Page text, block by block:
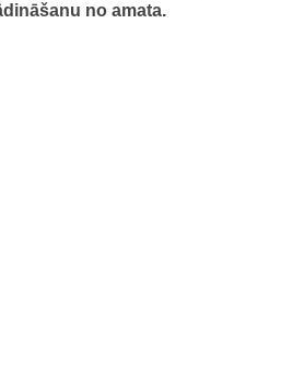
no amata.